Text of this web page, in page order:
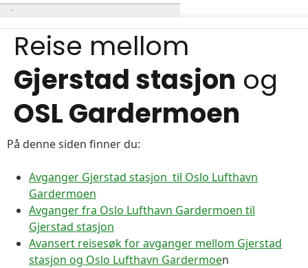
Reise mellom
Gjerstad stasjon og
OSL Gardermoen
På denne siden finner du:
Avganger Gjerstad stasjon til Oslo Lufthavn
Gardermoen
Avganger fra Oslo Lufthavn Gardermoen til
Gjerstad stasjon
Avansert reisesøk for avganger mellom Gjerstad
stasjon og Oslo Lufthavn Gardermoen